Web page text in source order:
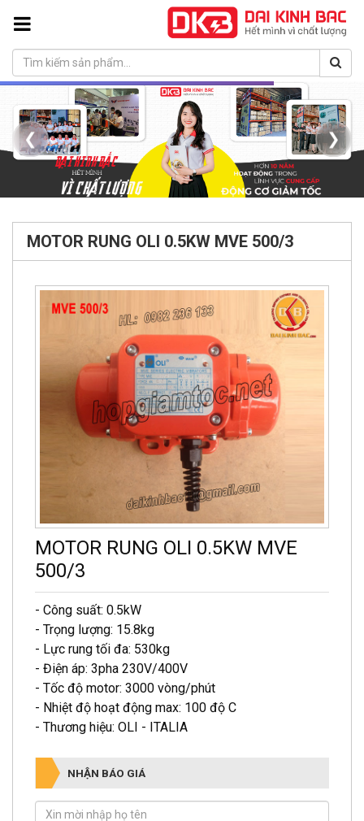
❮ ❯
MOTOR RUNG OLI 0.5KW MVE 500/3
MOTOR RUNG OLI 0.5KW MVE
500/3
- Công suất: 0.5kW
- Trọng lượng: 15.8kg
- Lực rung tối đa: 530kg
- Điện áp: 3pha 230V/400V
- Tốc độ motor: 3000 vòng/phút
- Nhiệt độ hoạt động max: 100 độ C
- Thương hiệu: OLI - ITALIA